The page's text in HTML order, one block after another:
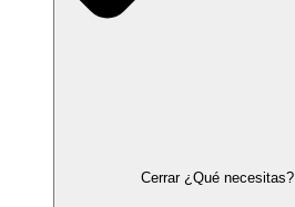
Cerrar ¿Qué necesitas?